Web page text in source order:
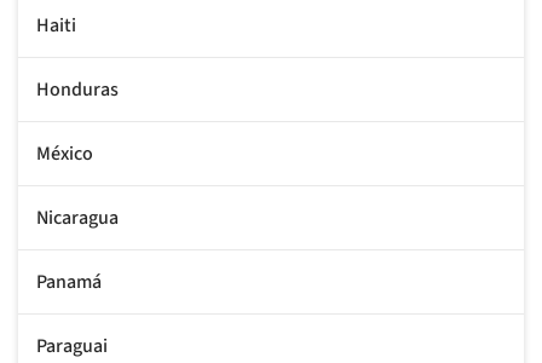
Haiti
Honduras
México
Nicaragua
Panamá
Paraguai